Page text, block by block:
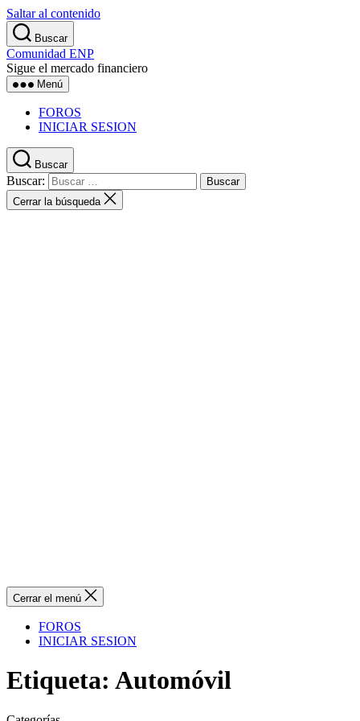
Saltar al contenido
Buscar
Comunidad ENP
Sigue el mercado financiero
Menú
FOROS
INICIAR SESION
Buscar
Buscar:
Cerrar la búsqueda
Cerrar el menú
FOROS
INICIAR SESION
Etiqueta: Automóvil